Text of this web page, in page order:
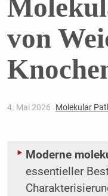
von
4. Mai 2026 Molekular
Moderne
essentieller